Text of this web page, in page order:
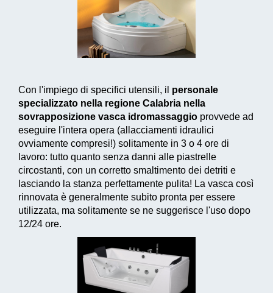
Con l'impiego di specifici utensili, il personale
specializzato nella regione Calabria nella
sovrapposizione vasca idromassaggio provvede ad
eseguire l'intera opera (allacciamenti idraulici
ovviamente compresi!) solitamente in 3 o 4 ore di
lavoro: tutto quanto senza danni alle piastrelle
circostanti, con un corretto smaltimento dei detriti e
lasciando la stanza perfettamente pulita! La vasca così
rinnovata è generalmente subito pronta per essere
utilizzata, ma solitamente se ne suggerisce l'uso dopo
12/24 ore.